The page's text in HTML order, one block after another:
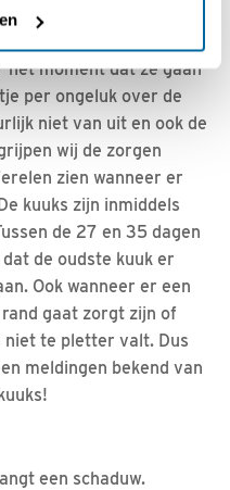
hun eigen
moment dat ze gaan
per ongeluk over de
niet van uit en ook de
wij de zorgen
zien wanneer er
kuuks zijn inmiddels
de 27 en 35 dagen
de oudste kuuk er
Ook wanneer er een
gaat zorgt zijn of
te pletter valt. Dus
meldingen bekend van
een schaduw.